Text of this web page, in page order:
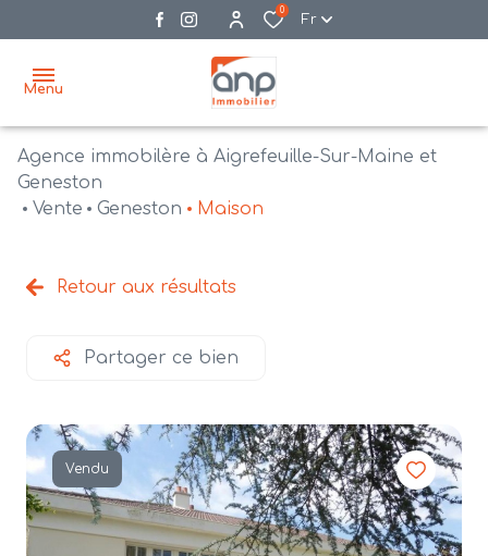
0
Fr
Menu
accueil
vente
agences
estimation
alerte
e-
Agence immobilère à Aigrefeuille-Sur-Maine et
Geneston
Vente
Geneston Maison
Retour aux résultats
Partager ce bien
Vendu